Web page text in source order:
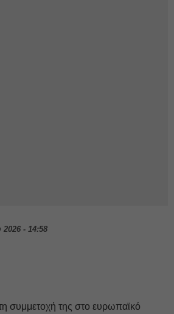
2026 - 14:58
συμμετοχή της στο ευρωπαϊκό